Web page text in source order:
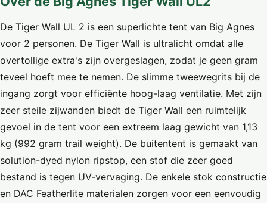
De Tiger Wall UL 2 is een superlichte tent van Big Agnes
voor 2 personen. De Tiger Wall is ultralicht omdat alle
overtollige extra's zijn overgeslagen, zodat je geen gram
teveel hoeft mee te nemen. De slimme tweewegrits bij de
ingang zorgt voor efficiënte hoog-laag ventilatie. Met zijn
zeer steile zijwanden biedt de Tiger Wall een ruimtelijk
gevoel in de tent voor een extreem laag gewicht van 1,13
kg (992 gram trail weight). De buitentent is gemaakt van
solution-dyed nylon ripstop, een stof die zeer goed
bestand is tegen UV-vervaging. De enkele stok constructie
en DAC Featherlite materialen zorgen voor een eenvoudig